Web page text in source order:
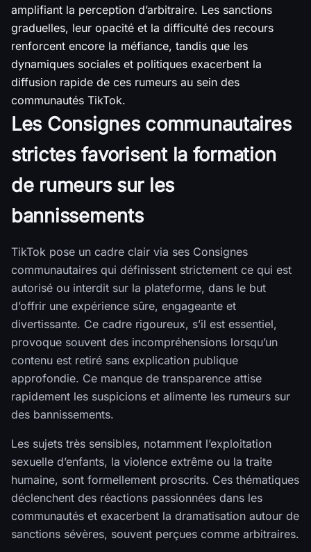
amplifiant la perception d’arbitraire. Les sanctions
graduelles, leur opacité et la difficulté des recours
renforcent encore la méfiance, tandis que les
dynamiques sociales et politiques exacerbent la
diffusion rapide de ces rumeurs au sein des
communautés TikTok.
Les Consignes communautaires
strictes favorisent la formation
de rumeurs sur les
bannissements
TikTok pose un cadre clair via ses Consignes
communautaires qui définissent strictement ce qui est
autorisé ou interdit sur la plateforme, dans le but
d’offrir une expérience sûre, engageante et
divertissante. Ce cadre rigoureux, s’il est essentiel,
provoque souvent des incompréhensions lorsqu’un
contenu est retiré sans explication publique
approfondie. Ce manque de transparence attise
rapidement les suspicions et alimente les rumeurs sur
des bannissements.
Les sujets très sensibles, notamment l’exploitation
sexuelle d’enfants, la violence extrême ou la traite
humaine, sont formellement proscrits. Ces thématiques
déclenchent des réactions passionnées dans les
communautés et exacerbent la dramatisation autour de
sanctions sévères, souvent perçues comme arbitraires.